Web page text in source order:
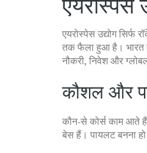
एयरोस्पेस
एयरोस्पेस उद्योग
तक फैला हुआ है। भारत
नौकरी, निवेश और
कौशल और
कौन‑से कोर्स काम आते
बेस हैं। पायलट बनना हो